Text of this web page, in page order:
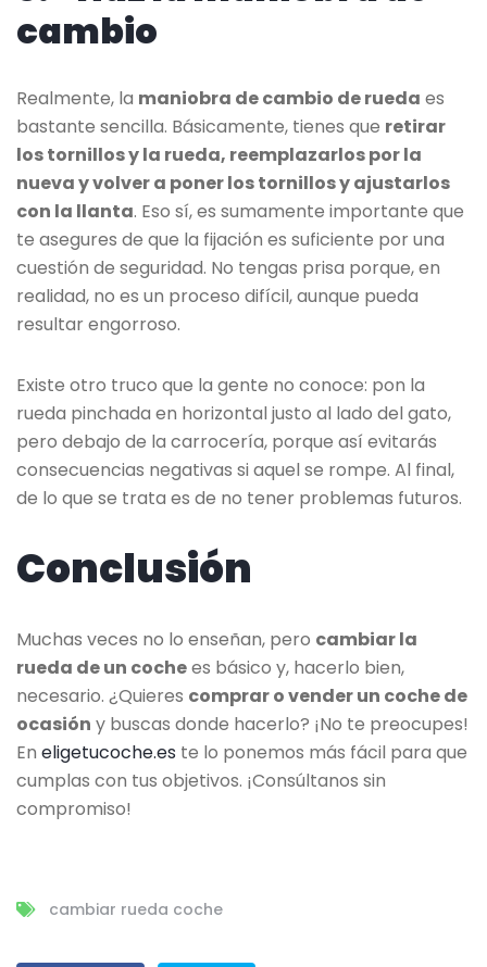
cambio
Realmente, la maniobra de cambio de rueda es
bastante sencilla. Básicamente, tienes que retirar
los tornillos y la rueda, reemplazarlos por la
nueva y volver a poner los tornillos y ajustarlos
con la llanta. Eso sí, es sumamente importante que
te asegures de que la fijación es suficiente por una
cuestión de seguridad. No tengas prisa porque, en
realidad, no es un proceso difícil, aunque pueda
resultar engorroso.
Existe otro truco que la gente no conoce: pon la
rueda pinchada en horizontal justo al lado del gato,
pero debajo de la carrocería, porque así evitarás
consecuencias negativas si aquel se rompe. Al final,
de lo que se trata es de no tener problemas futuros.
Conclusión
Muchas veces no lo enseñan, pero cambiar la
rueda de un cochees básico y, hacerlo bien,
necesario. ¿Quieres comprar o vender un coche de
ocasión y buscas donde hacerlo? ¡No te preocupes!
En eligetucoche.es te lo ponemos más fácil para que
cumplas con tus objetivos. ¡Consúltanos sin
compromiso!
cambiar rueda coche